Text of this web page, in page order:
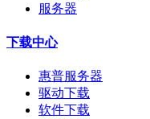
服务器
下载中心
惠普服务器
驱动下载
软件下载